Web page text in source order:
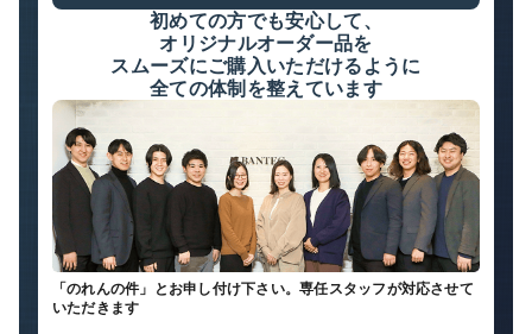
初めての方でも安心して、
オリジナルオーダー品を
スムーズにご購入いただけるように
全ての体制を整えています
「のれんの件」とお申し付け下さい。専任スタッフが対応させて
いただきます